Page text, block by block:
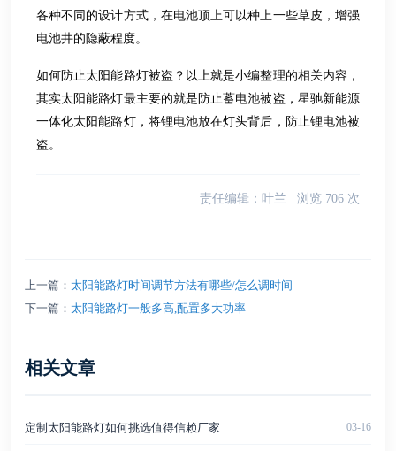
各种不同的设计方式，在电池顶上可以种上一些草皮，增强
电池井的隐蔽程度。
如何防止太阳能路灯被盗？以上就是小编整理的相关内容，
其实太阳能路灯最主要的就是防止蓄电池被盗，星驰新能源
一体化太阳能路灯，将锂电池放在灯头背后，防止锂电池被
盗。
责任编辑： 叶兰 浏览 706 次
上一篇： 太阳能路灯时间调节方法有哪些/怎么调时间
下一篇： 太阳能路灯一般多高,配置多大功率
相关文章
定制太阳能路灯如何挑选值得信赖厂家 03-16